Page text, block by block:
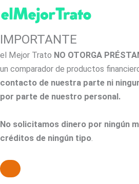
IMPORTANTE
el Mejor Trato NO OTORGA
un comparador de productos
contacto de nuestra parte ni
por parte de nuestro personal.
No solicitamos dinero por ningún
créditos de ningún tipo.